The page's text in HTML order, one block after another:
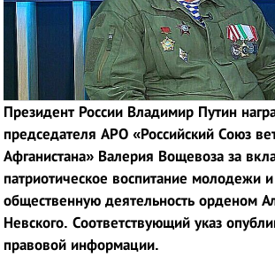
Президент России Владимир Путин
председателя АРО «Российский Союз
Афганистана» Валерия Вощевоза за
патриотическое воспитание молодежи
общественную деятельность орденом
Невского. Соответствующий указ
правовой информации.